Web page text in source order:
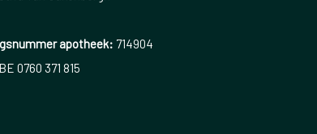
apotheek: 714904
BE 0760 371 815